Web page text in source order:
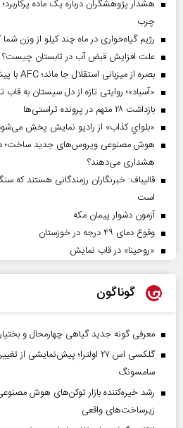
هشدار پژوهشگران درباره یک ماده
چرب
رژیم گیاه‌خواری در ماه چند کیلو از وزن
علت افزایش قبض آب در تابستان چیست؟
بصره از میزبانی استقلال جا ماند؛ AFC با پیشنهاد آبی‌ها مخالفت کرد
«آسباد»؛ روایتی تازه از دل سیستان به قاب
بازداشت ۲۸ متهم در پرونده تراستی‌ها
«بلواي کذاب» از رادیو نمایش پخش
هوش مصنوعی ویروس‌های جدید ساخت؛
هشداری می‌دهند؟
قالیباف: خبرنگاران رزمندگانی هستند
است
آزمون دشوار پیمان مکه
وقوع دمای ۴۹ درجه در خوزستان
«روحینا» در قاب نمایش
گوناگون
معرفی گونه جدید گیاهی چهارمحال و
گلکسی اس ۲۷ اولترا؛ پیش‌نمایشی
سامسونگ
زیرساخت‌های واقعی